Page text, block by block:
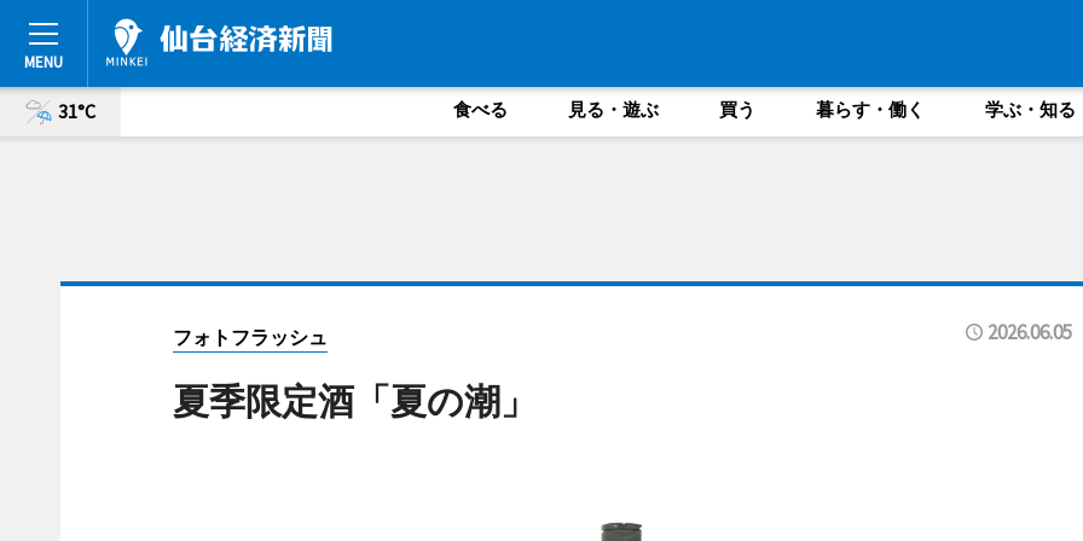
31°C 食べる 見る・遊ぶ 買う 暮らす・働く 学ぶ・知る
フォトフラッシュ 2026.06.05
夏季限定酒「夏の潮」